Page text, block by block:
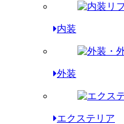
内装
外装
エクステリア